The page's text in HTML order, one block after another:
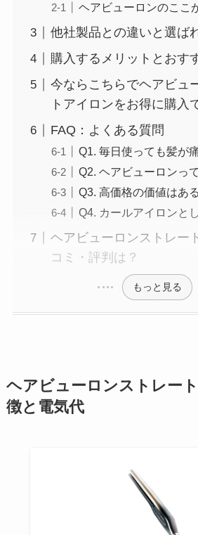
ヘアビューロンのここ
他社製品との違いと選ば
購入するメリットとおす
今ならこちらでヘアビュ
トアイロンをお得に購入
FAQ：よくある質問
Q1. 毎日使っても髪が
Q2. ヘアビューロンっ
Q3. 高価格の価値はあ
Q4. カールアイロンと
ヘアビューロンストレー
コミ・評判は？
もっと見る
ヘアビューロンストレー
徴と電気代